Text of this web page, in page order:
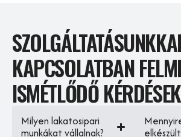
KAPCSOLATBAN
ISMÉTLŐDŐ KÉRDÉSEK
Milyen lakatosipari
munkákat vállalnak?